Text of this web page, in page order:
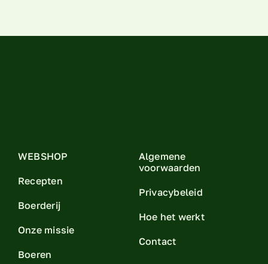
WEBSHOP
Recepten
Boerderij
Onze missie
Boeren
Algemene
voorwaarden
Privacybeleid
Hoe het werkt
Contact